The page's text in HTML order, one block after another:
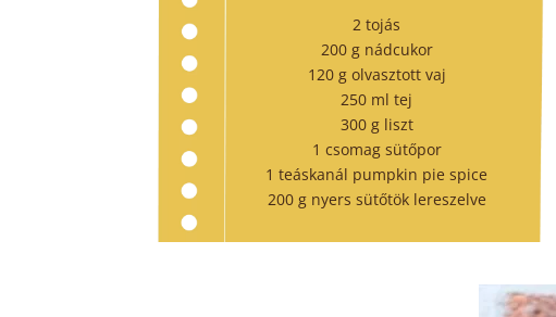
2 tojás
200 g nádcukor
120 g olvasztott vaj
250 ml tej
300 g liszt
1 csomag sütőpor
1 teáskanál pumpkin pie spice
200 g nyers sütőtök lereszelve